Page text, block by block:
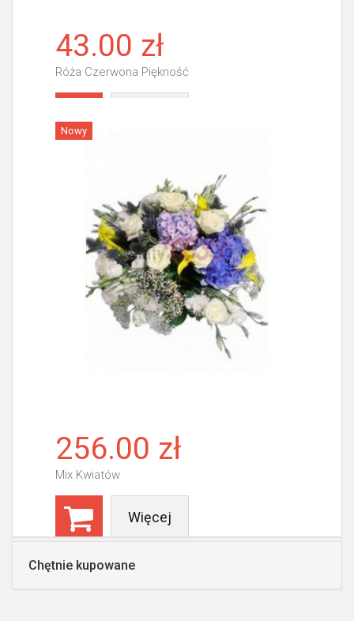
43.00 zł
Róża Czerwona Piękność
Nowy
256.00 zł
Mix Kwiatów
Więcej
Chętnie kupowane